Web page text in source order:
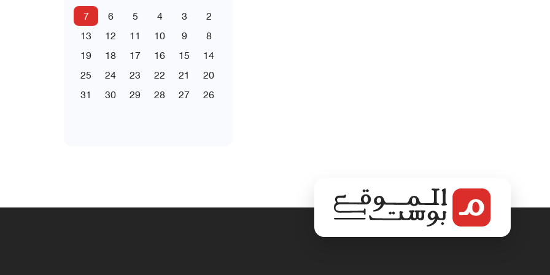
2
3
4
5
6
7
8
9
10
11
12
13
14
15
16
17
18
19
20
21
22
23
24
25
26
27
28
29
30
31